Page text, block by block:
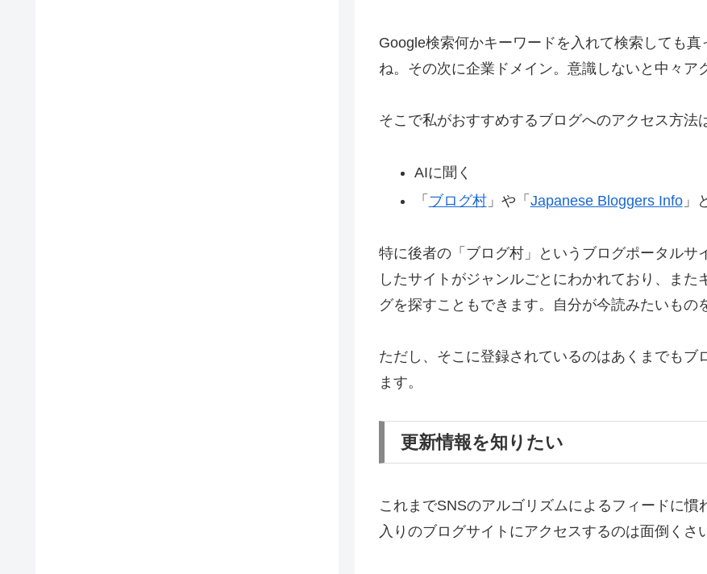
Google検索何かキーワードを入れて検索しても
ね。その次に企業ドメイン。意識しないと中々ア
そこで私がおすすめするブログへのアクセス方法
AIに聞く
「 ブログ村」や「 Japanese Bloggers Info」
特に後者の「ブログ村」というブログポータル
したサイトがジャンルごとにわかれており、ま
グを探すこともできます。自分が今読みたいもの
ただし、そこに登録されているのはあくまでも
ます。
更新情報を知りたい
これまでSNSのアルゴリズムによるフィードに
入りのブログサイトにアクセスするのは面倒くさ